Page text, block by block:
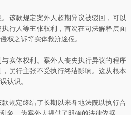
该款规定案外人超期异议被驳回，可以
行人等主张权利，首次在司法解释层面
权之诉等实体救济途径。
实体权利。案外人丧失执行异议的程序
另行主张不受执行终结影响。这从根本
认识。
规定终结了长期以来各地法院以执行合
象，为案外人提供了明确的法律依据。